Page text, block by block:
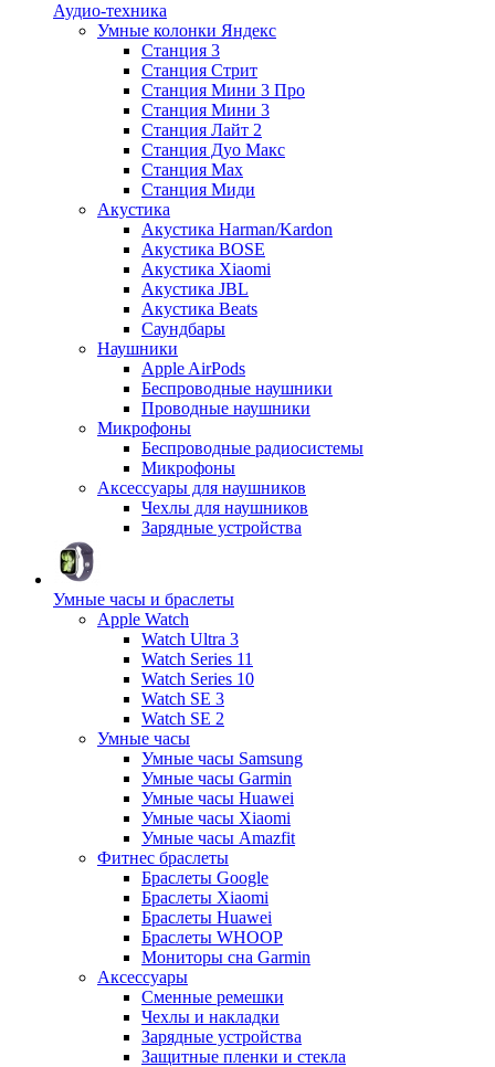
Аудио-техника
Умные колонки Яндекс
Станция 3
Станция Стрит
Станция Мини 3 Про
Станция Мини 3
Станция Лайт 2
Станция Дуо Макс
Станция Max
Станция Миди
Акустика
Акустика Harman/Kardon
Акустика BOSE
Акустика Xiaomi
Акустика JBL
Акустика Beats
Саундбары
Наушники
Apple AirPods
Беспроводные наушники
Проводные наушники
Микрофоны
Беспроводные радиосистемы
Микрофоны
Аксессуары для наушников
Чехлы для наушников
Зарядные устройства
Умные часы и браслеты
Apple Watch
Watch Ultra 3
Watch Series 11
Watch Series 10
Watch SE 3
Watch SE 2
Умные часы
Умные часы Samsung
Умные часы Garmin
Умные часы Huawei
Умные часы Xiaomi
Умные часы Amazfit
Фитнес браслеты
Браслеты Google
Браслеты Xiaomi
Браслеты Huawei
Браслеты WHOOP
Мониторы сна Garmin
Аксессуары
Сменные ремешки
Чехлы и накладки
Зарядные устройства
Защитные пленки и стекла